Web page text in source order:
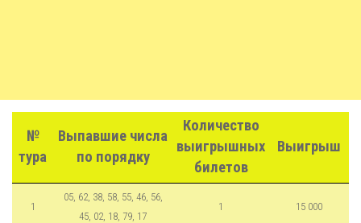
№
тура
Выпавшие числа
по порядку
Количество
выигрышных
билетов
Выигрыш
1
05, 62, 38, 58, 55, 46, 56,
45, 02, 18, 79, 17
1 15 000